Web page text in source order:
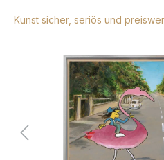
Kunst sicher, seriös und